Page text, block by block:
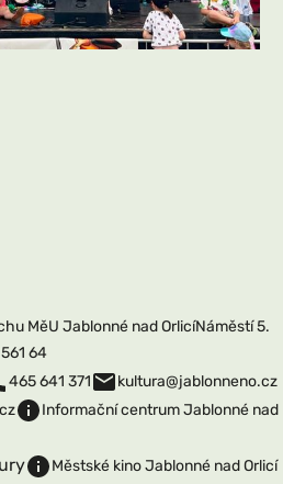
MěU Jablonné nad OrlicíNáměstí 5.
64
465 641 371
kultura@jablonneno.cz
Informační centrum Jablonné nad
Městské kino Jablonné nad Orlicí